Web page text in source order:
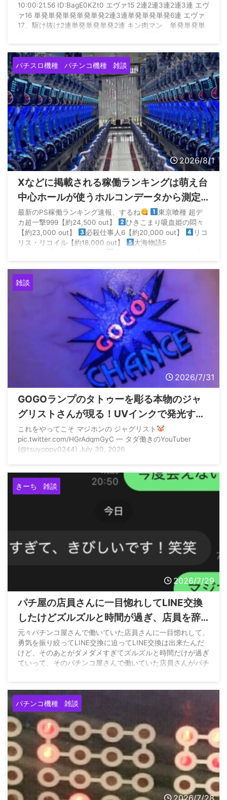
10:00:21.56 ID:BagE0KZt0 エヴァ15 2連2連3連2連3連 エヴ
ァ16 単発単発単発単発単発2連3連単発単発単発6連 エヴァ
17、駆け抜け2連単発単発単発2連 キン肉マン 単発単発単
抜け単発単発3連 暴凶 3連2連駆け抜け駆け抜け なのは
3連 何これ いつになったら勝てるの？ これだけ当たり引い
て万 ...
パチスロ機種 パチンコ機種 雑談
2026/8/1
Xなどに掲載される稼働ランキングは萌え台
中心ホールが使うホルコンデータから測定
されてるから参考にならないらしい
最新のPS稼働ランキング速報、するね
東京喰種 超デ
カ超一撃999【約24,500 out】
ひきこまり吸血姫の悶々
【約23,000 out】
必殺仕事人6【約20,000 out】
リコ
リス・リコイル【約18,000 out】
大海物語5
雑談
2026/7/31
GOGOランプのタトゥーを彫る本物のジャ
グリストさんが現る！UVインクで発光する
模様
これをやってこそ マジホンの ジャグリスト
pic.twitter.com/HGrAdqmGyC — タダ働きのYouTuber
(@tsuyoppy0244) July 30, 2026
きーち 雑談
2026/7/29
パチ屋の店員さんに一目惚れしてLINE交換
したけどズルズルと時間が過ぎ、店員を辞
めると聞いたので久々に連絡取ってみた結
果www
元々パチンコ屋さんで働いていた店員さんに一目惚れして、
勇気を振り絞ってLINE交換に迫ってLINE交換は出来たんだ
けど、そのあとがダメダメすぎてズルズルと時間だけが過ぎ
ていって、そのパチンコ屋さんで働いていた店員さんがパチ
(@kiichi__55) July 28, 2026
パチンコ機種 雑談
2026/7/28